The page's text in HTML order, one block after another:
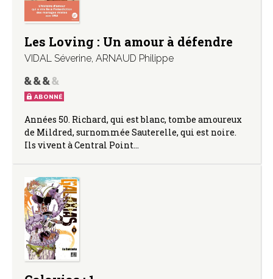
Les Loving : Un amour à défendre
VIDAL Séverine, ARNAUD Philippe
ABONNÉ
Années 50. Richard, qui est blanc, tombe amoureux
de Mildred, surnommée Sauterelle, qui est noire.
Ils vivent à Central Point…